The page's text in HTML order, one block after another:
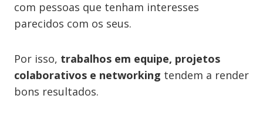
com pessoas que tenham interesses
parecidos com os seus.
Por isso, trabalhos em equipe, projetos
colaborativos e networking tendem a render
bons resultados.